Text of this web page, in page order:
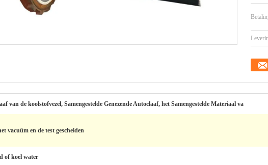
van de koolstofvezel, Samengestelde Genezende Autoclaaf, het Samengestelde Materiaal va
vacuüm en de test gescheiden
of koel water